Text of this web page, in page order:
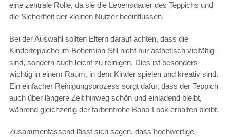
eine zentrale Rolle, da sie die Lebensdauer des Teppichs und
die Sicherheit der kleinen Nutzer beeinflussen.
Bei der Auswahl sollten Eltern darauf achten, dass die
Kinderteppiche im Bohemian-Stil nicht nur ästhetisch vielfältig
sind, sondern auch leicht zu reinigen. Dies ist besonders
wichtig in einem Raum, in dem Kinder spielen und kreativ sind.
Ein einfacher Reinigungsprozess sorgt dafür, dass der Teppich
auch über längere Zeit hinweg schön und einladend bleibt,
während gleichzeitig der farbenfrohe Boho-Look erhalten bleibt.
Zusammenfassend lässt sich sagen, dass hochwertige